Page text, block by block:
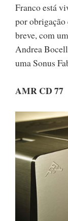
Franco está
por obrigação
breve, com
Andrea
uma Sonus
AMR CD 77